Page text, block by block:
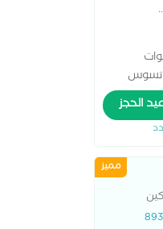
تسوس
بانوراما
للأسنان
الحجز
مميز
893